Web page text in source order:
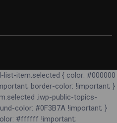
item.selected { color: #000000
border-color: !important; }
.iwp-public-topics-
color: #0F3B7A !important; }
#ffffff !important;